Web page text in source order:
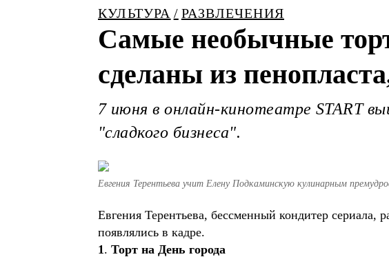
КУЛЬТУРА РАЗВЛЕЧЕНИЯ
Самые необычные
сделаны из
7 июня в онлайн-кинотеатре START
"сладкого бизнеса".
Евгения Терентьева учит Елену Подкаминскую кулинарным
Евгения Терентьева, бессменный кондитер сериала,
появлялись в кадре.
1. Торт на День города